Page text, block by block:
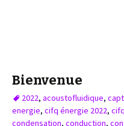
Bienvenue
2022, acoustofluidique,
energie, cifq énergie 2022,
condensation, conduction,